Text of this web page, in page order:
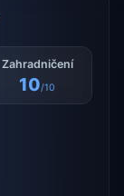
Zahradničení
10/10